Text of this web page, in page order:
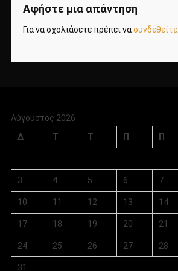
Αφήστε μια απάντηση
Για να σχολιάσετε πρέπει νασυνδεθείτε.
Αύγουστος 2026
Δ
Τ Τ Π Π
3 4 5 6 7
10 11 12 13 14
17 18 19 20 21
24 25 26 27 28
31